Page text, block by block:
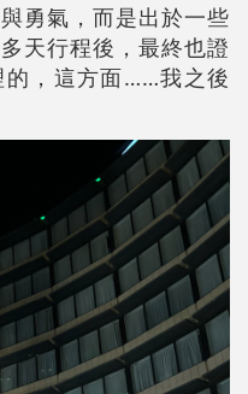
勇氣，而是出於一些
天行程後，最終也證
的，這方面……我之後